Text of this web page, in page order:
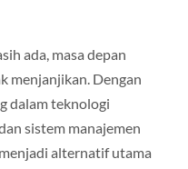
ada, masa depan
menjanjikan. Dengan
dalam teknologi
sistem manajemen
alternatif utama